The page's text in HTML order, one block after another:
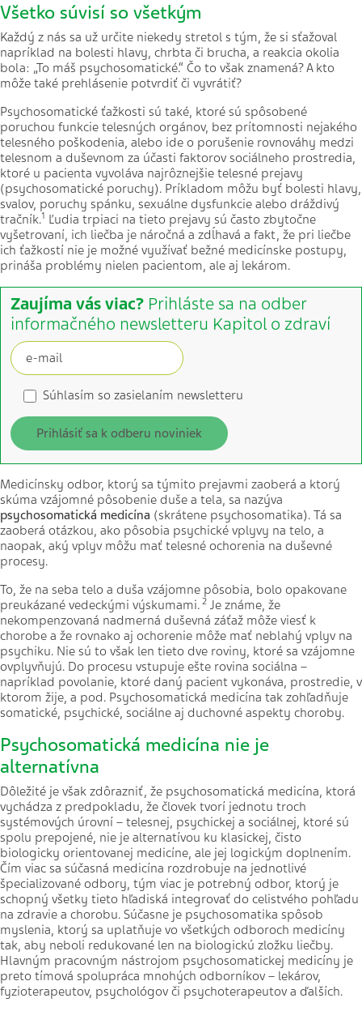
Všetko súvisí so všetkým
Každý z nás sa už určite niekedy stretol s tým, že si sťažoval
napríklad na bolesti hlavy, chrbta či brucha, a reakcia okolia
bola: „To máš psychosomatické.“ Čo to však znamená? A kto
môže také prehlásenie potvrdiť či vyvrátiť?
Psychosomatické ťažkosti sú také, ktoré sú spôsobené
poruchou funkcie telesných orgánov, bez prítomnosti nejakého
telesného poškodenia, alebo ide o porušenie rovnováhy medzi
telesnom a duševnom za účasti faktorov sociálneho prostredia,
ktoré u pacienta vyvoláva najrôznejšie telesné prejavy
(psychosomatické poruchy). Príkladom môžu byť bolesti hlavy,
svalov, poruchy spánku, sexuálne dysfunkcie alebo dráždivý
tračník.1 Ľudia trpiaci na tieto prejavy sú často zbytočne
vyšetrovaní, ich liečba je náročná a zdĺhavá a fakt, že pri liečbe
ich ťažkostí nie je možné využívať bežné medicínske postupy,
prináša problémy nielen pacientom, ale aj lekárom.
Zaujíma vás viac? Prihláste sa na odber
informačného newsletteru Kapitol o zdraví
Súhlasím so zasielaním newsletteru
Prihlásiť sa k odberu noviniek
Medicínsky odbor, ktorý sa týmito prejavmi zaoberá a ktorý
skúma vzájomné pôsobenie duše a tela, sa nazýva
psychosomatická medicína (skrátene psychosomatika). Tá sa
zaoberá otázkou, ako pôsobia psychické vplyvy na telo, a
naopak, aký vplyv môžu mať telesné ochorenia na duševné
procesy.
To, že na seba telo a duša vzájomne pôsobia, bolo opakovane
preukázané vedeckými výskumami. 2 Je známe, že
nekompenzovaná nadmerná duševná záťaž môže viesť k
chorobe a že rovnako aj ochorenie môže mať neblahý vplyv na
psychiku. Nie sú to však len tieto dve roviny, ktoré sa vzájomne
ovplyvňujú. Do procesu vstupuje ešte rovina sociálna –
napríklad povolanie, ktoré daný pacient vykonáva, prostredie, v
ktorom žije, a pod. Psychosomatická medicína tak zohľadňuje
somatické, psychické, sociálne aj duchovné aspekty choroby.
Psychosomatická medicína nie je
alternatívna
Dôležité je však zdôrazniť, že psychosomatická medicína, ktorá
vychádza z predpokladu, že človek tvorí jednotu troch
systémových úrovní – telesnej, psychickej a sociálnej, ktoré sú
spolu prepojené, nie je alternatívou ku klasickej, čisto
biologicky orientovanej medicíne, ale jej logickým doplnením.
Čím viac sa súčasná medicína rozdrobuje na jednotlivé
špecializované odbory, tým viac je potrebný odbor, ktorý je
schopný všetky tieto hľadiská integrovať do celistvého pohľadu
na zdravie a chorobu. Súčasne je psychosomatika spôsob
myslenia, ktorý sa uplatňuje vo všetkých odboroch medicíny
tak, aby neboli redukované len na biologickú zložku liečby.
Hlavným pracovným nástrojom psychosomatickej medicíny je
preto tímová spolupráca mnohých odborníkov – lekárov,
fyzioterapeutov, psychológov či psychoterapeutov a ďalších.